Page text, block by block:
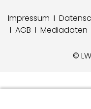
Impressum I
I AGB I Mediadaten
©